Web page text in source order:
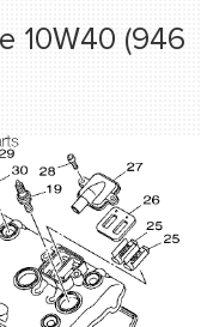
10W40 (946